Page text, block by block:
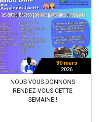
30 mars
2026
NOUS VOUS DONNONS
RENDEZ-VOUS CETTE
SEMAINE !